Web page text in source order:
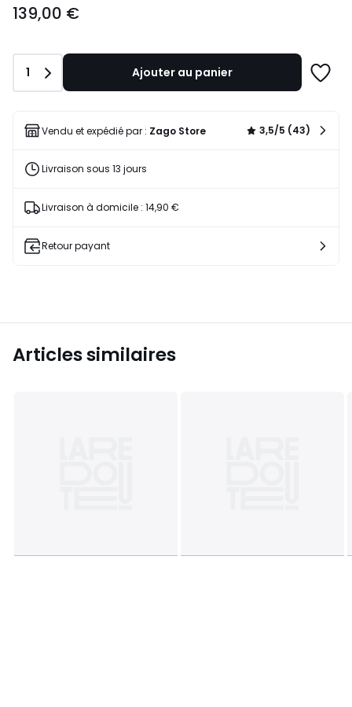
€.
139,00 €
Quantité
1 Ajouter au panier
liste
Vendu et expédié par : Zago Store 3,5/5 (43)
Livraison sous 13 jours
Livraison à domicile : 14,90 €
Retour payant
Articles similaires